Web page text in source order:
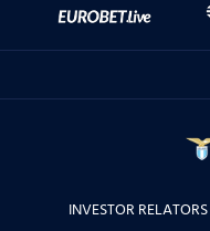
INVESTOR RELATORS